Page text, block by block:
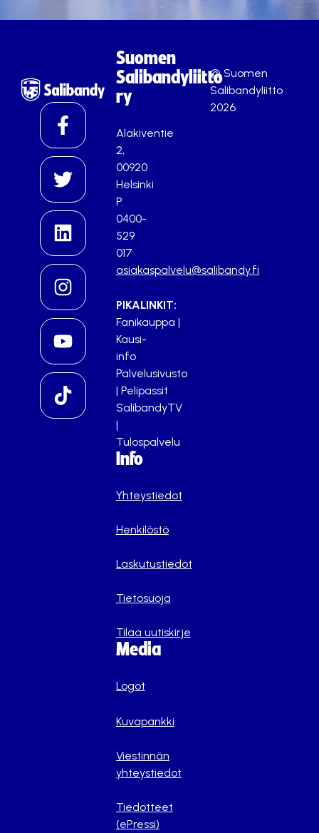
Suomen
Salibandyliitto
ry
Alakiventie
2,
00920
Helsinki
P.
0400-
529
017
asiakaspalvelu@salibandy.fi
PIKALINKIT:
Fanikauppa |
Kausi-
info
Palvelusivusto
| Pelipassit
SalibandyTV
|
Tulospalvelu
Info
Yhteystiedot
Henkilöstö
Laskutustiedot
Tietosuoja
Tilaa uutiskirje
Media
Logot
Kuvapankki
Viestinnän
yhteystiedot
Tiedotteet
(ePressi)
© Suomen
Salibandyliitto
2026